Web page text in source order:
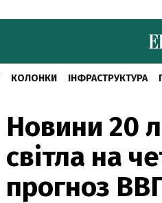
КОЛОНКИ ІНФРАСТРУКТУРА
Новини 20
світла на
прогноз